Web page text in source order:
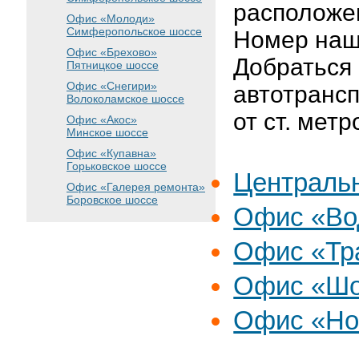
Офис «Молоди»
Симферопольское шоссе
Офис «Брехово»
Пятницкое шоссе
Офис «Снегири»
Волоколамское шоссе
Офис «Акос»
Минское шоссе
Офис «Купавна»
Горьковское шоссе
Офис «Галерея ремонта»
Боровское шоссе
Номер
от ст.
Офис
Офис
Офис
Офис